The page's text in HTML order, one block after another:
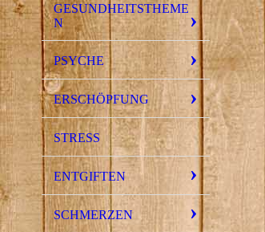
GESUNDHEITSTHEME
N
PSYCHE
ERSCHÖPFUNG
STRESS
ENTGIFTEN
SCHMERZEN